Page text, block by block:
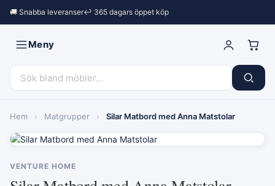
🚚 Snabba leveranser↩︎ 365 dagars öppet köp
Meny
Hem › Matgrupper › Silar Matbord med Anna Matstolar
VENTURE HOME